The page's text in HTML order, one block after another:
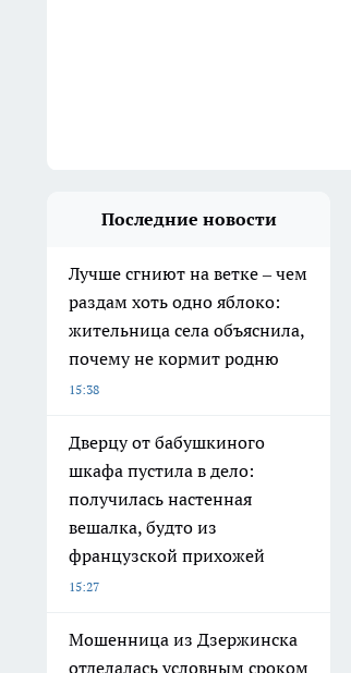
Последние новости
Лучше сгниют на ветке – чем
раздам хоть одно яблоко:
жительница села объяснила,
почему не кормит родню
15:38
Дверцу от бабушкиного
шкафа пустила в дело:
получилась настенная
вешалка, будто из
французской прихожей
15:27
Мошенница из Дзержинска
отделалась условным сроком